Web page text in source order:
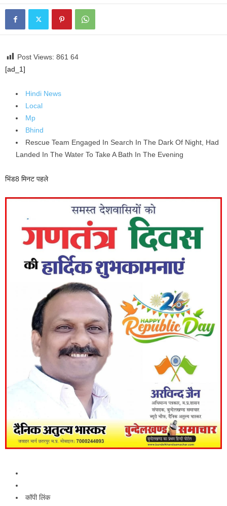
Post Views: 861 64
[ad_1]
Hindi News
Local
Mp
Bhind
Rescue Team Engaged In Search In The Dark Of Night, Had
Landed In The Water To Take A Bath In The Evening
भिंड8 मिनट पहले
कॉपी लिंक